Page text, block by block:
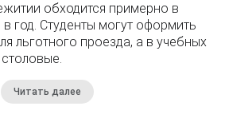
обходится примерно в
год. Студенты могут оформить
льготного проезда, а в учебных
Читать далее